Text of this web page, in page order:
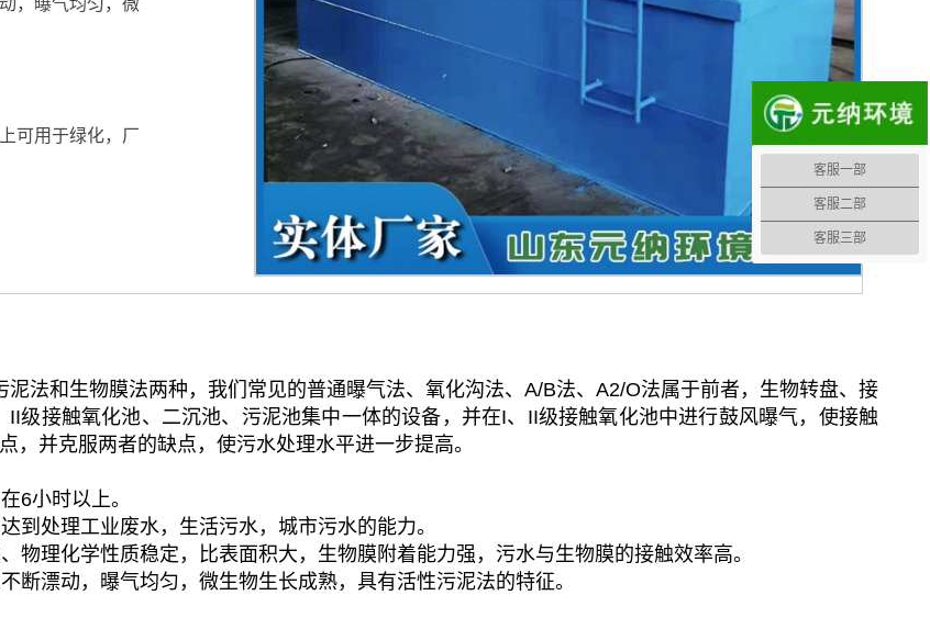
，曝气均匀，微
可用于绿化，厂
法和生物膜法两种，我们常见的普通曝气法、氧化沟法、A/B法、A2/O法属于前者，生物转盘、接
级接触氧化池、二沉池、污泥池集中一体的设备，并在I、II级接触氧化池中进行鼓风曝气，使接触
并克服两者的缺点，使污水处理水平进一步提高。
6小时以上。
到处理工业废水，生活污水，城市污水的能力。
物理化学性质稳定，比表面积大，生物膜附着能力强，污水与生物膜的接触效率高。
断漂动，曝气均匀，微生物生长成熟，具有活性污泥法的特征。
客服一部
客服二部
客服三部